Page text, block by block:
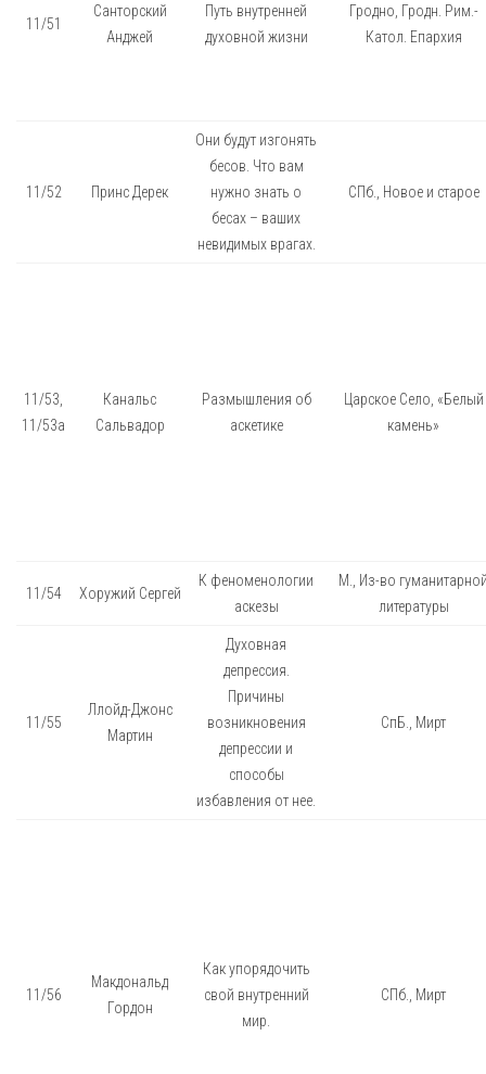
11/51
Санторский
Анджей
Путь внутренней
духовной жизни
Гродно, Гродн. Рим.-
Катол. Епархия
11/52 Принс Дерек
Они будут изгонять
бесов. Что вам
нужно знать о
бесах – ваших
невидимых врагах.
СПб., Новое и старое
11/53,
11/53а
Канальс
Сальвадор
Размышления об
аскетике
Царское Село, «Белый
камень»
11/54 Хоружий Сергей
К феноменологии
аскезы
М., Из-во
литературы
11/55
Ллойд-Джонс
Мартин
Духовная
депрессия.
Причины
возникновения
депрессии и
способы
избавления от нее.
СпБ., Мирт
11/56
Макдональд
Гордон
Как упорядочить
свой внутренний
мир.
СПб., Мирт